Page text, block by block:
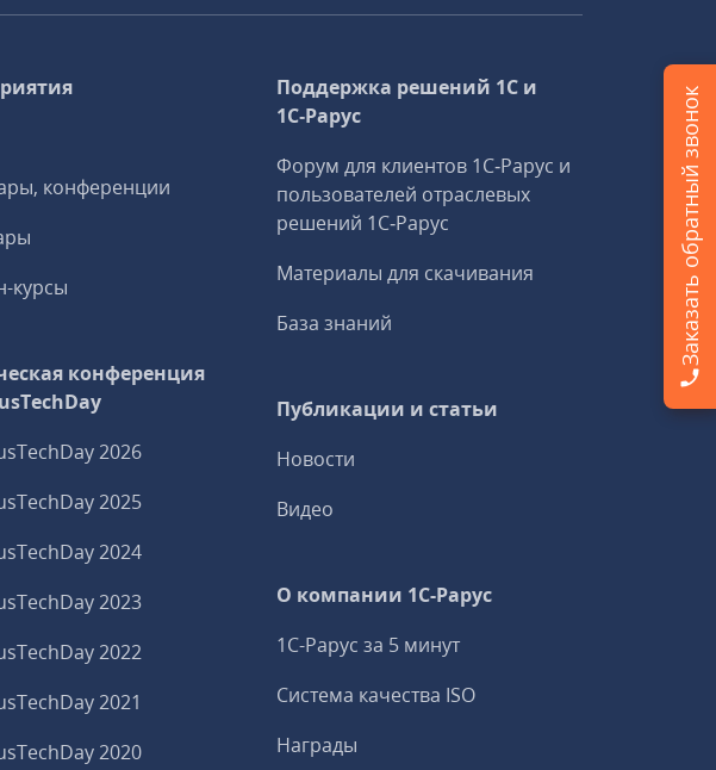
конференции
курсы
конференция
2026
2025
2024
2023
2022
2021
2020
Поддержка решений 1С и
1С‑Рарус
Форум для клиентов 1С‑Рарус и
пользователей отраслевых
решений 1С‑Рарус
Материалы для скачивания
База знаний
Публикации и статьи
Новости
Видео
О компании 1C-Рарус
1С-Рарус за 5 минут
Система качества ISO
Награды
Заказать обратный звонок